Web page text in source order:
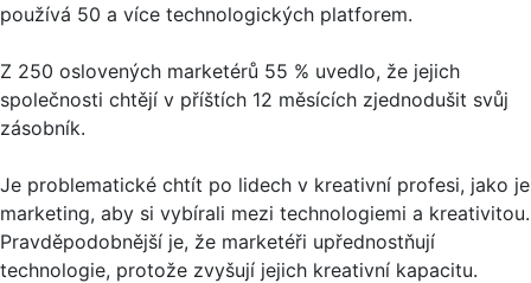
používá 50 a více technologických platforem.
Z 250 oslovených marketérů 55 % uvedlo, že jejich
společnosti chtějí v příštích 12 měsících zjednodušit svůj
zásobník.
Je problematické chtít po lidech v kreativní profesi, jako je
marketing, aby si vybírali mezi technologiemi a kreativitou.
Pravděpodobnější je, že marketéři upřednostňují
technologie, protože zvyšují jejich kreativní kapacitu.